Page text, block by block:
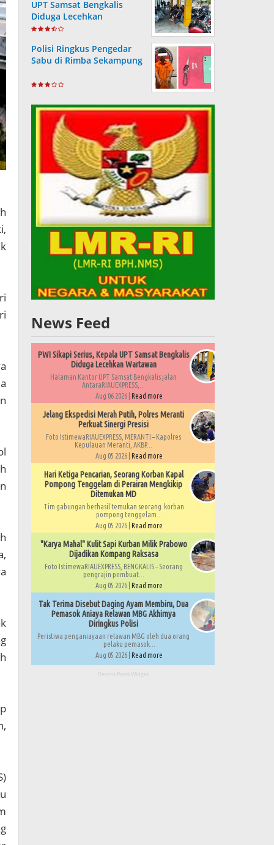
UPT Samsat Bengkalis
Diduga Lecehkan
Wartawan
Polisi Ringkus Pengedar
Sabu di Rimba Sekampung
News Feed
PWI Sikapi Serius, Kepala UPT Samsat Bengkalis
Diduga Lecehkan Wartawan
Halaman Kantor UPT Samsat Bengkalis jalan
AntaraRIAUEXPRESS,...
Aug 06 2026 | Read more
Jelang Ekspedisi Merah Putih, Polres Meranti
Perkuat Sinergi Presisi
Foto IstimewaRIAUEXPRESS, MERANTI – Kapolres
Kepulauan Meranti, AKBP...
Aug 05 2026 | Read more
Hari Ketiga Pencarian, Seorang Korban Kapal
Pompong Tenggelam di Perairan Mengkikip
Ditemukan MD
Tim gabungan berhasil temukan seorang korban
pompong tenggelam...
Aug 05 2026 | Read more
"Karya Mahal" Kulit Sapi Kurban Milik Prabowo
Dijadikan Kompang Raksasa
Foto IstimewaRIAUEXPRESS, BENGKALIS – Seorang
pengrajin pembuat...
Aug 05 2026 | Read more
Tak Terima Disebut Daging Ayam Membiru, Dua
Pemasok Aniaya Relawan MBG Akhirnya
Diringkus Polisi
Peristiwa penganiayaan relawan MBG oleh dua orang
pelaku pemasok...
Aug 05 2026 | Read more
Recent Posts Widget